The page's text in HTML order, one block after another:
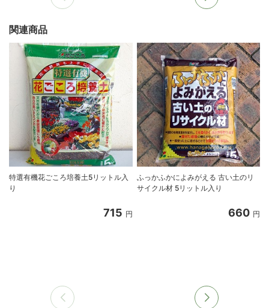
関連商品
特選有機花ごころ培養土5リットル入
り
715 円
ふっかふかによみがえる 古い土のリ
サイクル材 5リットル入り
660 円